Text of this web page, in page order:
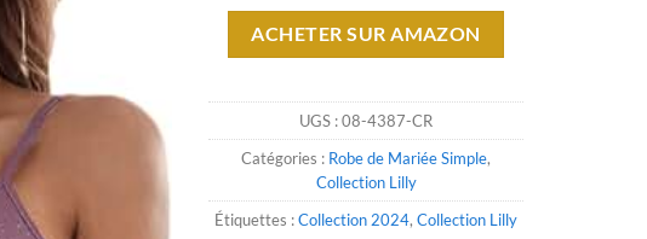
ACHETER SUR AMAZON
UGS :08-4387-CR
Catégories : Robe de Mariée Simple,
Collection Lilly
Étiquettes :Collection 2024,Collection Lilly